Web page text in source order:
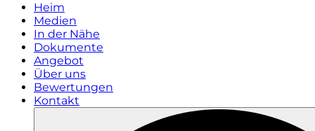
Heim
Medien
In der Nähe
Dokumente
Angebot
Über uns
Bewertungen
Kontakt